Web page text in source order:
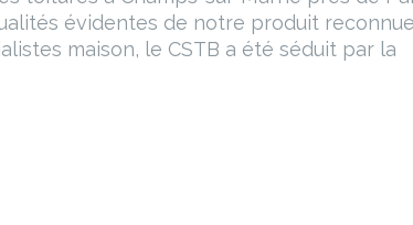
évidentes de notre produit
maison, le CSTB a été séduit par la